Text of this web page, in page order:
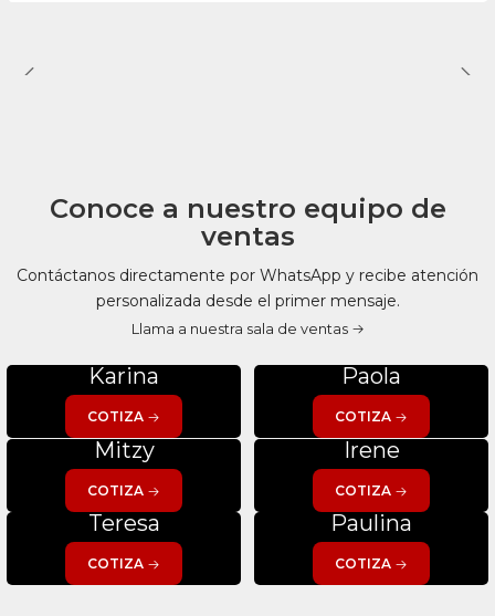
Conoce a nuestro equipo de
ventas
Contáctanos directamente por WhatsApp y recibe atención
personalizada desde el primer mensaje.
Llama a nuestra sala de ventas
Karina
COTIZA
Paola
COTIZA
Mitzy
COTIZA
Irene
COTIZA
Teresa
COTIZA
Paulina
COTIZA